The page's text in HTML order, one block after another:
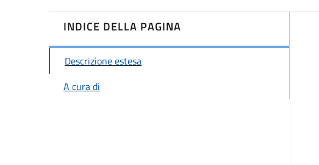
INDICE DELLA PAGINA
Descrizione estesa
A cura di